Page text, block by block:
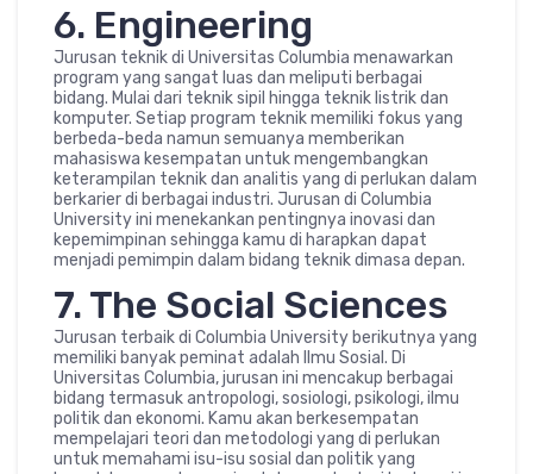
6. Engineering
Jurusan teknik di Universitas Columbia menawarkan
program yang sangat luas dan meliputi berbagai
bidang. Mulai dari teknik sipil hingga teknik listrik dan
komputer. Setiap program teknik memiliki fokus yang
berbeda-beda namun semuanya memberikan
mahasiswa kesempatan untuk mengembangkan
keterampilan teknik dan analitis yang di perlukan dalam
berkarier di berbagai industri. Jurusan di Columbia
University ini menekankan pentingnya inovasi dan
kepemimpinan sehingga kamu di harapkan dapat
menjadi pemimpin dalam bidang teknik dimasa depan.
7. The Social Sciences
Jurusan terbaik di Columbia University berikutnya yang
memiliki banyak peminat adalah Ilmu Sosial. Di
Universitas Columbia, jurusan ini mencakup berbagai
bidang termasuk antropologi, sosiologi, psikologi, ilmu
politik dan ekonomi. Kamu akan berkesempatan
mempelajari teori dan metodologi yang di perlukan
untuk memahami isu-isu sosial dan politik yang